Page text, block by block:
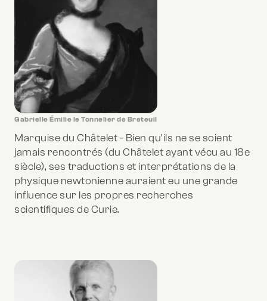
Gabrielle Émilie le Tonnelier de Breteuil
Marquise du Châtelet - Bien qu'ils ne se soient
jamais rencontrés (du Châtelet ayant vécu au 18e
siècle), ses traductions et interprétations de la
physique newtonienne auraient eu une grande
influence sur les propres recherches
scientifiques de Curie.